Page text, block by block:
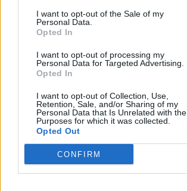
I want to opt-out of the Sale of my
Personal Data.
Opted In
I want to opt-out of processing my
Personal Data for Targeted Advertising.
Opted In
I want to opt-out of Collection, Use,
Retention, Sale, and/or Sharing of my
Personal Data that Is Unrelated with the
Purposes for which it was collected.
Opted Out
CONFIRM
Hírlevél feliratkozás
Elolvastam és elfogadom az Adatkezelési tájékoztatót:
mutargy.com/adatkezelesi-tajekoztato/
Rólunk
Médiaajánlat
Kapcsolat
Áraink